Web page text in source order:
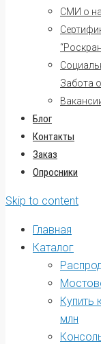
СМИ о
Забота
Блог
Контакты
Заказ
Опросники
Skip to content
Главная
Каталог
Купить
млн